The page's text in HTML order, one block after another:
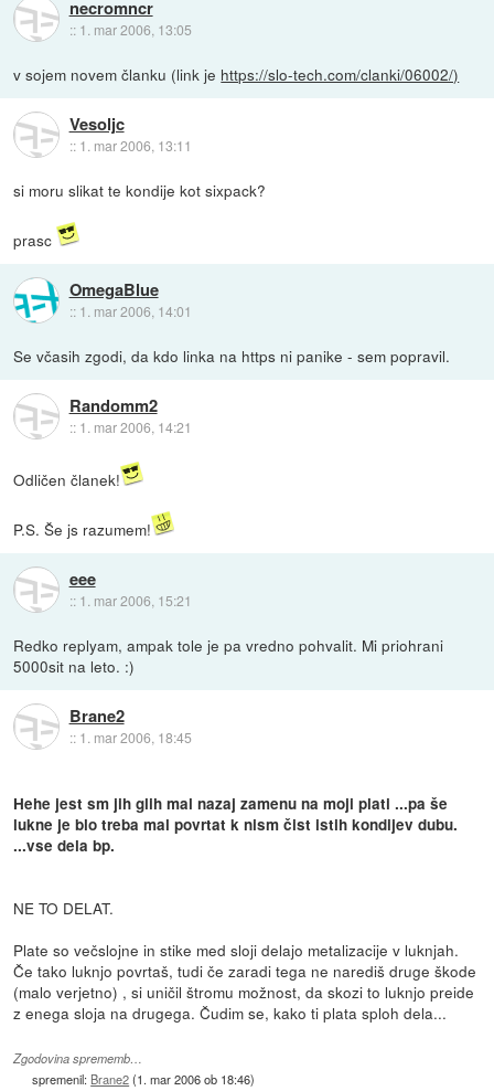
necromncr
:: 1. mar 2006, 13:05
v sojem novem članku (link je https://slo-tech.com/clanki/06002/)
Vesoljc
:: 1. mar 2006, 13:11
si moru slikat te kondije kot sixpack?
prasc
OmegaBlue
:: 1. mar 2006, 14:01
Se včasih zgodi, da kdo linka na https ni panike - sem popravil.
Randomm2
:: 1. mar 2006, 14:21
Odličen članek!
P.S. Še js razumem!
eee
:: 1. mar 2006, 15:21
Redko replyam, ampak tole je pa vredno pohvalit. Mi priohrani
5000sit na leto. :)
Brane2
:: 1. mar 2006, 18:45
Hehe jest sm jih glih mal nazaj zamenu na moji plati ...pa še
lukne je blo treba mal povrtat k nism čist istih kondijev dubu.
...vse dela bp.
NE TO DELAT.
Plate so večslojne in stike med sloji delajo metalizacije v luknjah.
Če tako luknjo povrtaš, tudi če zaradi tega ne narediš druge škode
(malo verjetno) , si uničil štromu možnost, da skozi to luknjo preide
z enega sloja na drugega. Čudim se, kako ti plata sploh dela...
Zgodovina sprememb…
spremenil: Brane2(1. mar 2006 ob 18:46)